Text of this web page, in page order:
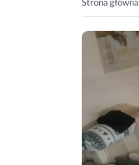
Strona główna